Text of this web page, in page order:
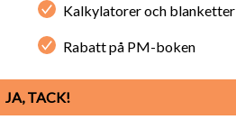
Kalkylatorer och blanketter
Rabatt på PM-boken
JA, TACK!